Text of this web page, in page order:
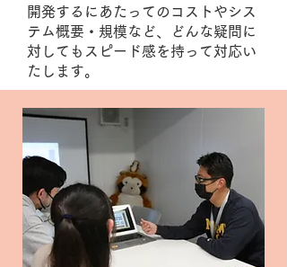
開発するにあたってのコストやシス
テム概要・規模など、どんな疑問に
対してもスピード感を持って対応い
たします。